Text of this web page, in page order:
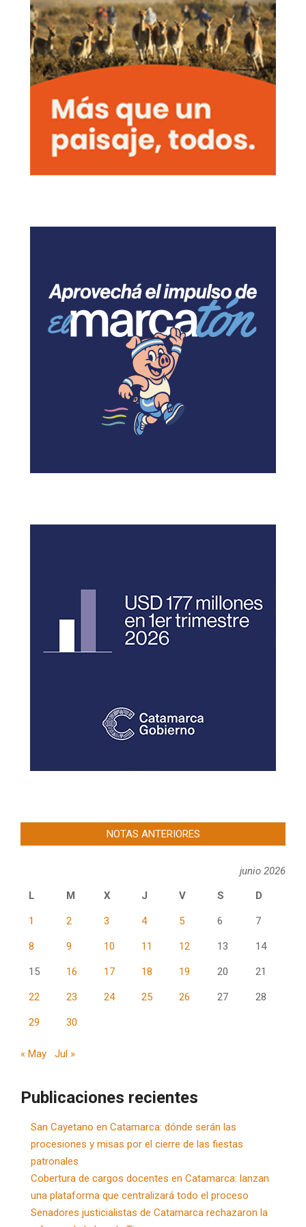
NOTAS ANTERIORES
junio 2026
L
M X J V S D
1 2 3 4 5 6 7
8 9 10 11 12 13 14
15 16 17 18 19 20 21
22 23 24 25 26 27 28
29 30
« May Jul »
Publicaciones recientes
San Cayetano en Catamarca: dónde serán las
procesiones y misas por el cierre de las fiestas
patronales
Cobertura de cargos docentes en Catamarca: lanzan
una plataforma que centralizará todo el proceso
Senadores justicialistas de Catamarca rechazaron la